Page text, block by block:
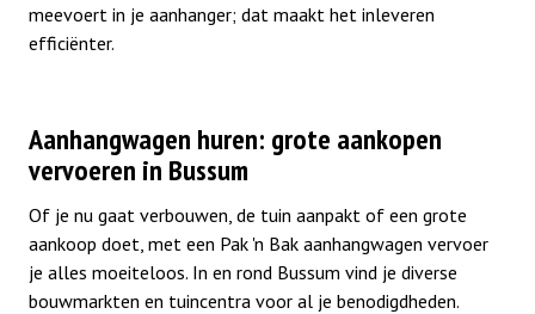
meevoert in je aanhanger; dat maakt het inleveren
efficiënter.
Aanhangwagen huren: grote aankopen
vervoeren in Bussum
Of je nu gaat verbouwen, de tuin aanpakt of een grote
aankoop doet, met een Pak 'n Bak aanhangwagen vervoer
je alles moeiteloos. In en rond Bussum vind je diverse
bouwmarkten en tuincentra voor al je benodigdheden.